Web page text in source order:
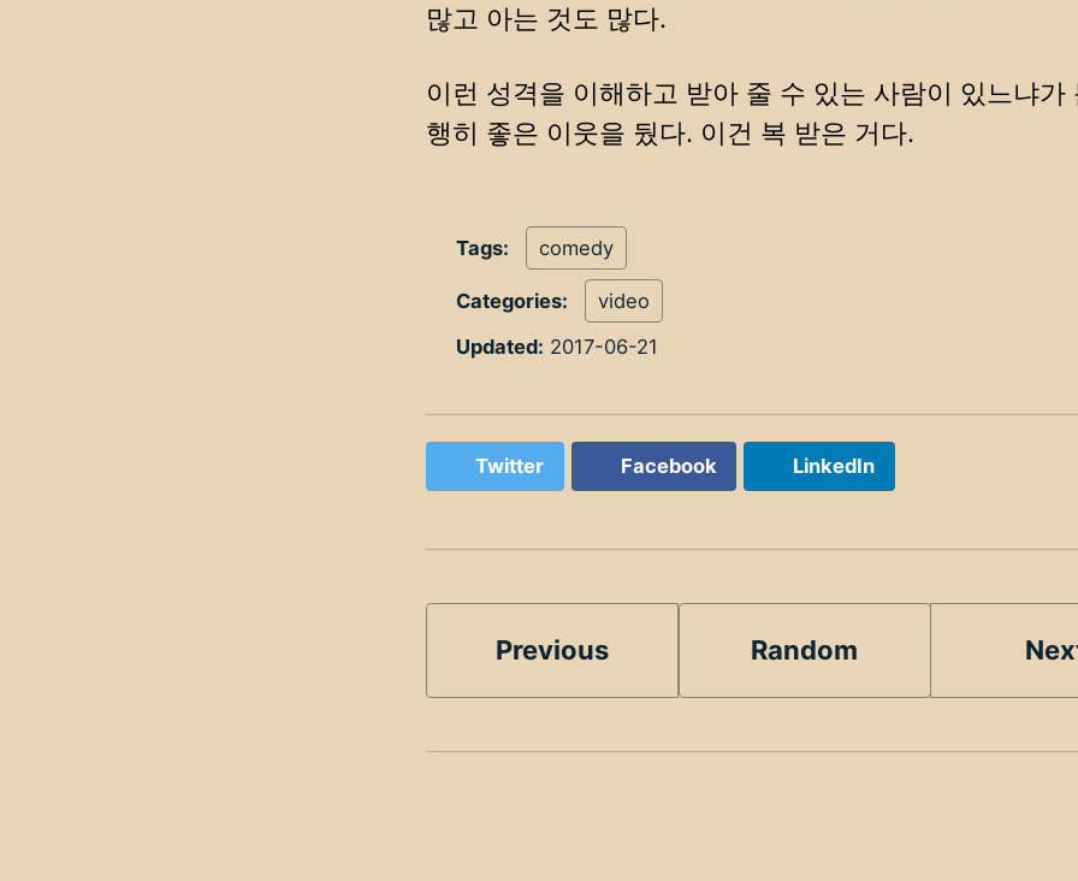
많고 아는 것도 많다.
이런 성격을 이해하고 받아 줄 수 있는 사람이 있느냐가
행히 좋은 이웃을 뒀다. 이건 복 받은 거다.
Tags: comedy
Categories:
video
Updated: 2017-06-21
Twitter Facebook LinkedIn
Previous Random